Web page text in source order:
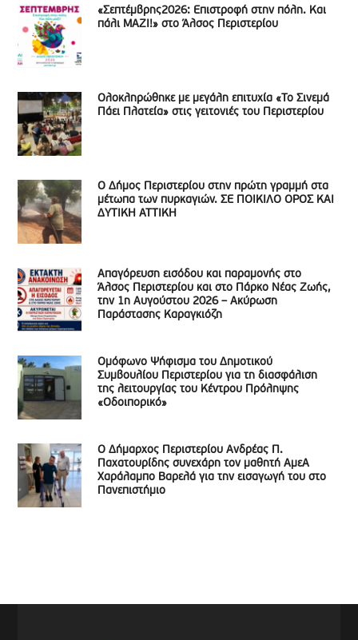
«Σεπτέμβρης2026: Επιστροφή στην πόλη. Και
πάλι ΜΑΖΙ!» στο Άλσος Περιστερίου
Ολοκληρώθηκε με μεγάλη επιτυχία «Το Σινεμά
Πάει Πλατεία» στις γειτονιές του Περιστερίου
Ο Δήμος Περιστερίου στην πρώτη γραμμή στα
μέτωπα των πυρκαγιών. ΣΕ ΠΟΙΚΙΛΟ ΟΡΟΣ ΚΑΙ
ΔΥΤΙΚΗ ΑΤΤΙΚΗ
Απαγόρευση εισόδου και παραμονής στο
Άλσος Περιστερίου και στο Πάρκο Νέας Ζωής,
την 1η Αυγούστου 2026 – Ακύρωση
Παράστασης Καραγκιόζη
Ομόφωνο Ψήφισμα του Δημοτικού
Συμβουλίου Περιστερίου για τη διασφάλιση
της λειτουργίας του Κέντρου Πρόληψης
«Οδοιπορικό»
Ο Δήμαρχος Περιστερίου Ανδρέας Π.
Παχατουρίδης συνεχάρη τον μαθητή ΑμεΑ
Χαράλαμπο Βαρελά για την εισαγωγή του στο
Πανεπιστήμιο